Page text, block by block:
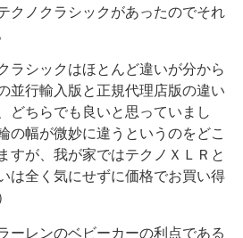
クノクラシックがあったのでそれ
ラシックはほとんど違いが分から
並行輸入版と正規代理店版の違い
どちらでも良いと思っていまし
の幅が微妙に違うというのをどこ
すが、我が家ではテクノＸＬＲと
は全く気にせずに価格でお買い得
ーレンのベビーカーの利点である